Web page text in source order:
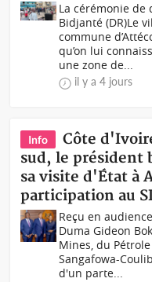
La cérémonie
Bidjanté (DR)Le
commune
qu’on lui
une zone de...
il y a 4 jours
Info
Côte
sud, le président
sa visite d'État à
participation au
Reçu en
Duma Gideon
Mines, du
Sangafowa-
d'un parte...